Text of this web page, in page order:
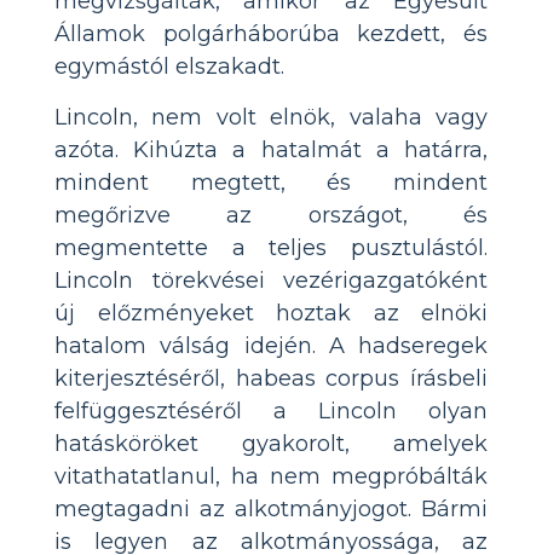
Államok polgárháborúba kezdett, és
egymástól elszakadt.
Lincoln, nem volt elnök, valaha vagy
azóta. Kihúzta a hatalmát a határra,
mindent megtett, és mindent
megőrizve az országot, és
megmentette a teljes pusztulástól.
Lincoln törekvései vezérigazgatóként
új előzményeket hoztak az elnöki
hatalom válság idején. A hadseregek
kiterjesztéséről, habeas corpus írásbeli
felfüggesztéséről a Lincoln olyan
hatásköröket gyakorolt, amelyek
vitathatatlanul, ha nem megpróbálták
megtagadni az alkotmányjogot. Bármi
is legyen az alkotmányossága, az